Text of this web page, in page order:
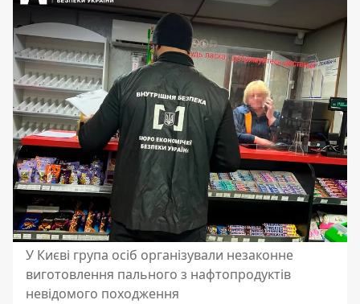
У Києві група осіб організували незаконне
виготовлення пального з нафтопродуктів
невідомого походження